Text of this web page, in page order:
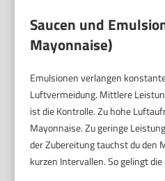
Saucen und
Mayonnaise)
Emulsionen verlangen
Luftvermeidung. Mittlere
ist die Kontrolle. Zu hohe
Mayonnaise. Zu geringe
der Zubereitung tauchst du den
kurzen Intervallen. So gelingt